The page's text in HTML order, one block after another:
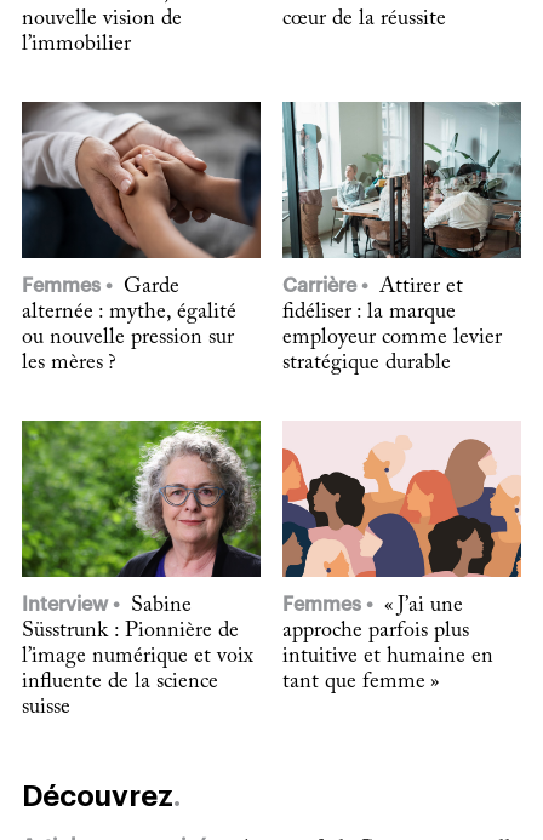
nouvelle vision de
l’immobilier
cœur de la réussite
Femmes
Garde
alternée : mythe, égalité
ou nouvelle pression sur
les mères ?
Carrière
Attirer et
fidéliser : la marque
employeur comme levier
stratégique durable
Interview
Sabine
Süsstrunk : Pionnière de
l’image numérique et voix
influente de la science
suisse
Femmes
« J’ai une
approche parfois plus
intuitive et humaine en
tant que femme »
Découvrez